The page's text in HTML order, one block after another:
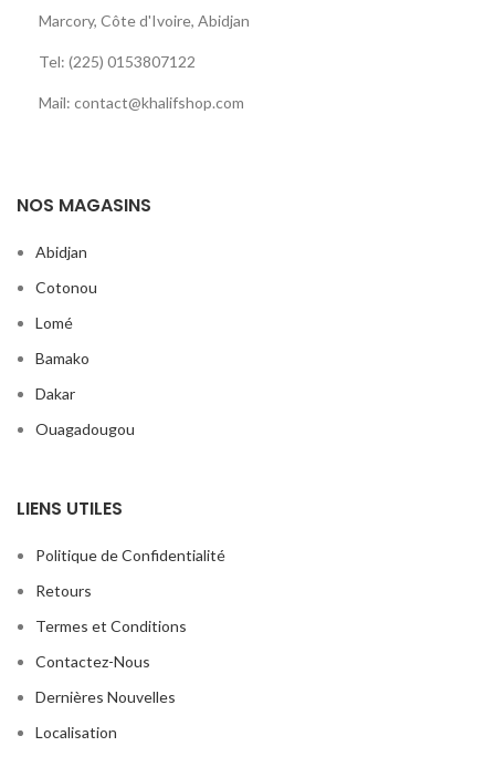
Marcory, Côte d'Ivoire, Abidjan
Tel: (225) 0153807122
Mail: contact@khalifshop.com
NOS MAGASINS
Abidjan
Cotonou
Lomé
Bamako
Dakar
Ouagadougou
LIENS UTILES
Politique de Confidentialité
Retours
Termes et Conditions
Contactez-Nous
Dernières Nouvelles
Localisation